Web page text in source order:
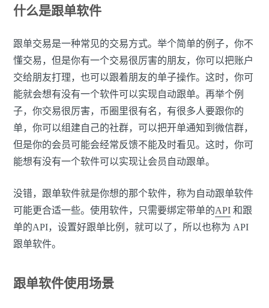
什么是跟单软件
跟单交易是一种常见的交易方式。举个简单的例子，你不
懂交易，但是你有一个交易很厉害的朋友，你可以把账户
交给朋友打理，也可以跟着朋友的单子操作。这时，你可
能就会想有没有一个软件可以实现自动跟单。再举个例
子，你交易很厉害，币圈里很有名，有很多人要跟你的
单，你可以组建自己的社群，可以把开单通知到微信群，
但是你的会员可能会经常反馈不能及时看见。这时，你可
能想有没有一个软件可以实现让会员自动跟单。
没错，跟单软件就是你想的那个软件，称为自动跟单软件
可能更合适一些。使用软件，只需要绑定带单的API 和跟
单的API，设置好跟单比例，就可以了，所以也称为 API
跟单软件。
跟单软件使用场景